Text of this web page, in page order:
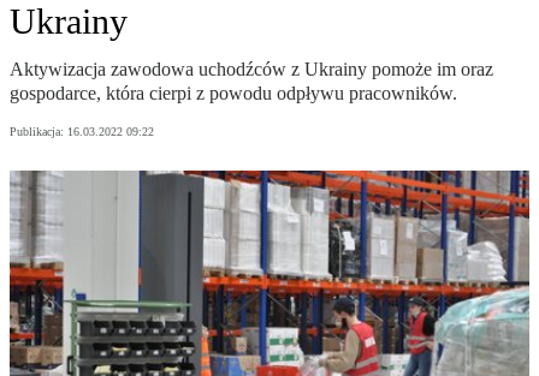
Ukrainy
Aktywizacja zawodowa uchodźców z Ukrainy pomoże im oraz
gospodarce, która cierpi z powodu odpływu pracowników.
Publikacja: 16.03.2022 09:22